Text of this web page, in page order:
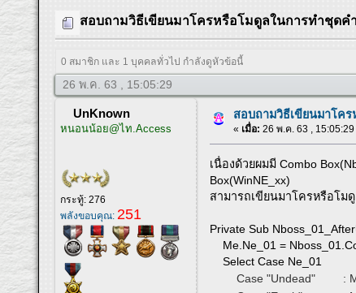
สอบถามวิธีเขียนมาโครหรือโมดูลในการทำชุดค
0 สมาชิก และ 1 บุคคลทั่วไป กำลังดูหัวข้อนี้
26 พ.ค. 63 , 15:05:29
UnKnown
หนอนน้อย@ไท.Access
กระทู้: 276
พลังขอบคุณ: 251
สอบถามวิธีเขียนมาโค
« เมื่อ: 26 พ.ค. 63 , 15:05:29
เนื่องด้วยผมมี Combo
Box(WinNE_xx)
สามารถเขียนมาโครหรือโม
Private Sub
Me.Ne_01 =
Select Case Ne_01
Case "Undead"
: